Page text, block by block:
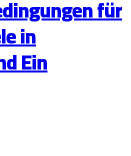
für
in
Ein